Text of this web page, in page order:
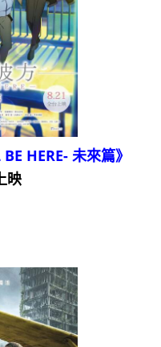
HERE- 未來篇》
映